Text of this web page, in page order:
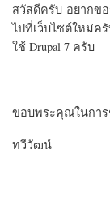
สวัสดีครับ อยากขอ
ไปที่เว็บไซต์ใหม่ค
ใช้ Drupal 7 ครับ
ขอบพระคุณในกา
ทวีวัฒน์
about อยากรบ